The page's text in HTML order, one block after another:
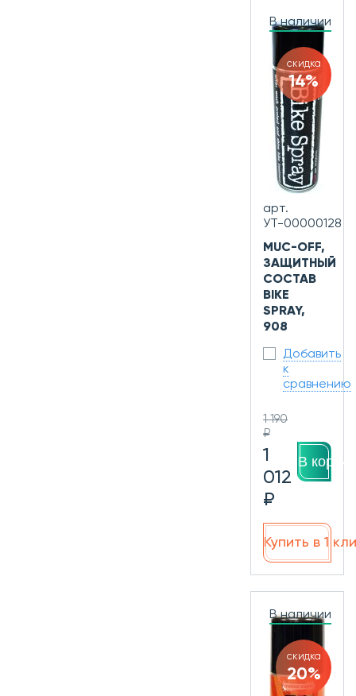
В наличии
скидка
14%
арт.
УТ-00000128
MUC-OFF,
ЗАЩИТНЫЙ
СОСТАВ
BIKE
SPRAY,
908
Добавить
к
сравнению
1 190
₽
1
012
₽
В
Купить в 1
В наличии
скидка
20%